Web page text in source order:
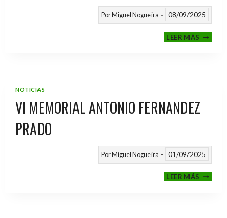
PorMiguel Nogueira 08/09/2025
LEER MÁSIII
NOTICIAS
VI MEMORIAL ANTONIO FERNANDEZ
PRADO
PorMiguel Nogueira 01/09/2025
LEER MÁSVI